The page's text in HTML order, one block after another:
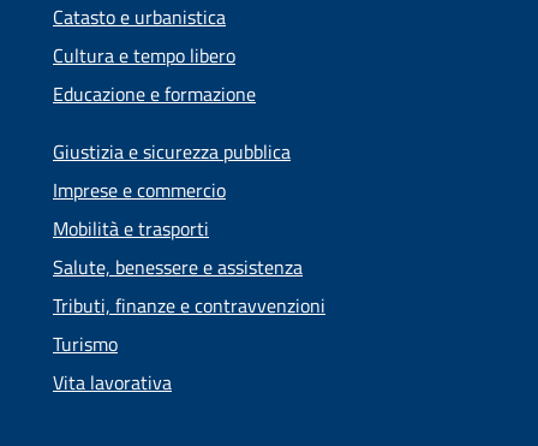
Catasto e urbanistica
Cultura e tempo libero
Educazione e formazione
Giustizia e sicurezza pubblica
Imprese e commercio
Mobilità e trasporti
Salute, benessere e assistenza
Tributi, finanze e contravvenzioni
Turismo
Vita lavorativa